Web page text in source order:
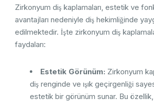
Zirkonyum diş kaplamaları, estetik ve
avantajları nedeniyle diş hekimliğinde
edilmektedir. İşte zirkonyum diş
faydaları:
Estetik Görünüm: Zirkonyum
diş renginde ve ışık geçirgenliği
estetik bir görünüm sunar. Bu özellik,